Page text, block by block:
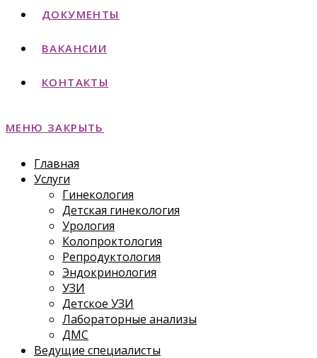
ДОКУМЕНТЫ
ВАКАНСИИ
КОНТАКТЫ
МЕНЮ ЗАКРЫТЬ
Главная
Услуги
Гинекология
Детская гинекология
Урология
Колопроктология
Репродуктология
Эндокринология
УЗИ
Детское УЗИ
Лабораторные анализы
ДМС
Ведущие специалисты